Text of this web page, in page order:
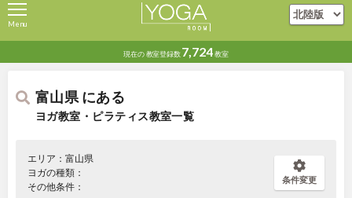
現在の教室登録数 7,724教室
Menu
富山県 にある
ヨガ教室・ピラティス教室一覧
エリア：富山県
ヨガの種類：
その他条件：
条件変更